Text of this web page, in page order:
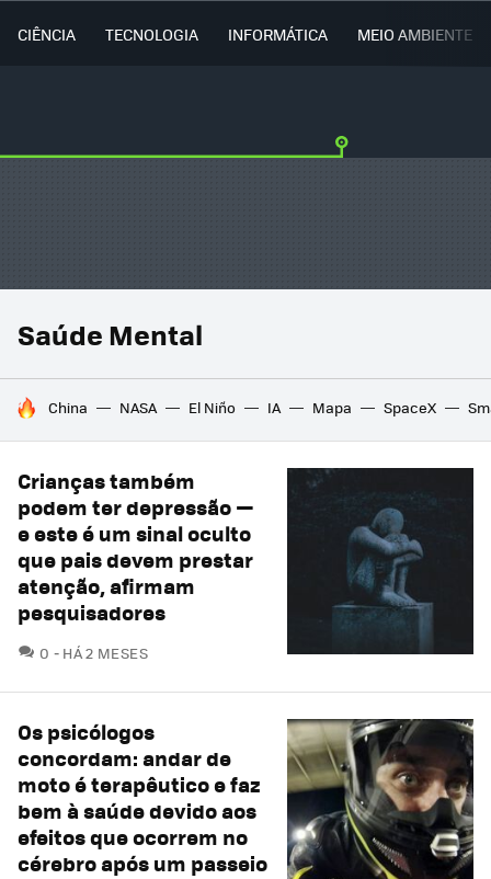
CIÊNCIA TECNOLOGIA INFORMÁTICA MEIO AMBIENTE
Saúde Mental
TENDÊNCIAS DO DIA
China NASA El Niño IA Mapa SpaceX
Crianças também
podem ter depressão —
e este é um sinal oculto
que pais devem prestar
atenção, afirmam
pesquisadores
0 COMENTÁRIOS
HÁ 2 MESES
Os psicólogos
concordam: andar de
moto é terapêutico e faz
bem à saúde devido aos
efeitos que ocorrem no
cérebro após um passeio